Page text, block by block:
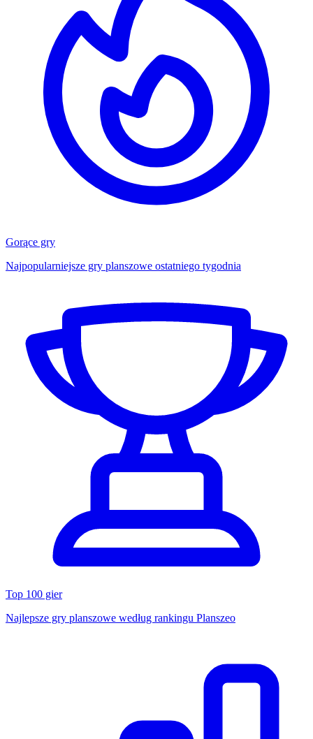
Gorące gry
Najpopularniejsze gry planszowe ostatniego tygodnia
Top 100 gier
Najlepsze gry planszowe według rankingu Planszeo